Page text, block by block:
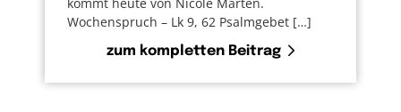
kommt heute von Nicole Marten.
Wochenspruch – Lk 9, 62 Psalmgebet […]
zum kompletten Beitrag